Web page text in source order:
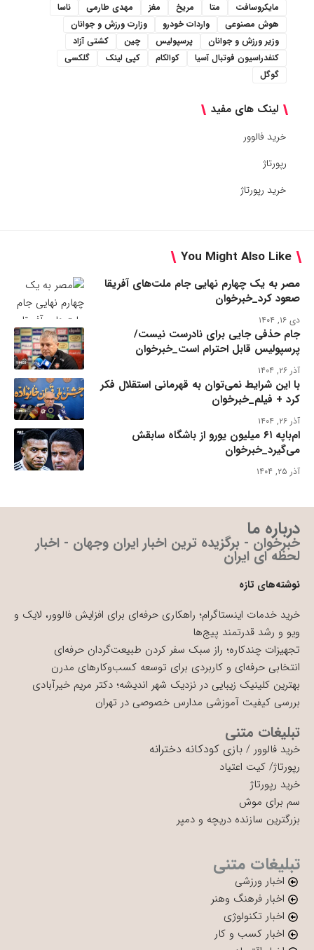
مایکروسافت
متا مریخ مغز مهدی طارمی
ناسا
هوش مصنوعی
واردات خودرو
وزارت ورزش و جوانان
وزیر ورزش و جوانان
پرسپولیس چین
کشتی آزاد
کنفدراسیون فوتبال آسیا
کوالکام کپی لینک
گلکسی
گوگل
لینک های مفید
خرید فالوور
رپورتاژ
خرید رپورتاژ
You Might Also Like
مصر به یک چهارم نهایی جام ملت‌های آفریقا
صعود کرد_خبرخوان
دی ۱۶, ۱۴۰۴
جام حذفی جایی برای نادرست نیست/
پرسپولیس قابل احترام است_خبرخوان
آذر ۲۶, ۱۴۰۴
با این شرایط نمی‌توان به قهرمانی استقلال فکر
کرد + فیلم_خبرخوان
آذر ۲۶, ۱۴۰۴
ام‌باپه ۶۱ میلیون یورو از باشگاه سابقش
می‌گیرد_خبرخوان
آذر ۲۵, ۱۴۰۴
درباره ما
خبرخوان - برگزیده ترین اخبار ایران وجهان - اخبار
لحظه ای ایران
نوشته‌های تازه
خرید خدمات اینستاگرام؛ راهکاری حرفه‌ای برای افزایش فالوور، لایک و
ویو و رشد قدرتمند پیج‌ها
تجهیزات چندکاره؛ راز سبک سفر کردن طبیعت‌گردان حرفه‌ای
انتخابی حرفه‌ای و کاربردی برای توسعه کسب‌وکارهای مدرن
بهترین کلینیک زیبایی در نزدیک شهر اندیشه؛ دکتر مریم خیرآبادی
بررسی کیفیت آموزشی مدارس خصوصی در تهران
تبلیغات متنی
خرید فالوور / بازی کودکانه دخترانه
رپورتاژ/ کیت اعتیاد
خرید رپورتاژ
سم برای موش
بزرگترین سازنده دریچه و دمپر
تبلیغات متنی
اخبار ورزشی
اخبار فرهنگ وهنر
اخبار تکنولوژی
اخبار کسب و کار